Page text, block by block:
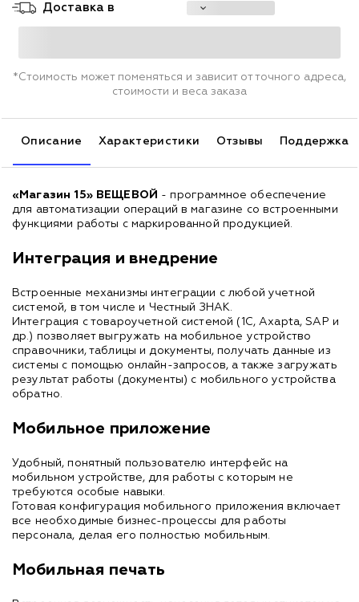
Доставка в
*Стоимость может поменяться и зависит от точного адреса,
стоимости и веса заказа
Описание Характеристики Отзывы Поддержка
«Магазин 15»ВЕЩЕВОЙ - программное обеспечение
для автоматизации операций в магазине со встроенными
функциями работы с маркированной продукцией.
Интеграция и внедрение
Встроенные механизмы интеграции с любой учетной
системой, в том числе и Честный ЗНАК.
Интеграция с товароучетной системой (1С, Axapta, SAP и
др.) позволяет выгружать на мобильное устройство
справочники, таблицы и документы, получать данные из
системы с помощью онлайн-запросов, а также загружать
результат работы (документы) с мобильного устройства
обратно.
Мобильное приложение
Удобный, понятный пользователю интерфейс на
мобильном устройстве, для работы с которым не
требуются особые навыки.
Готовая конфигурация мобильного приложения включает
все необходимые бизнес-процессы для работы
персонала, делая его полностью мобильным.
Мобильная печать